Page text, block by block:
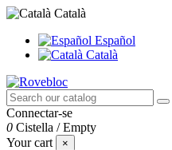
Català
Español
Català
Connectar-se
0 Cistella /Empty
Your cart
×